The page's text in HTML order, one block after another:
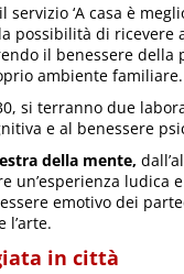
‘A casa è
possibilità di ricevere
il benessere della
ambiente familiare.
si terranno due
e al benessere
della mente,
un’esperienza ludica
emotivo dei
l’arte.
in città